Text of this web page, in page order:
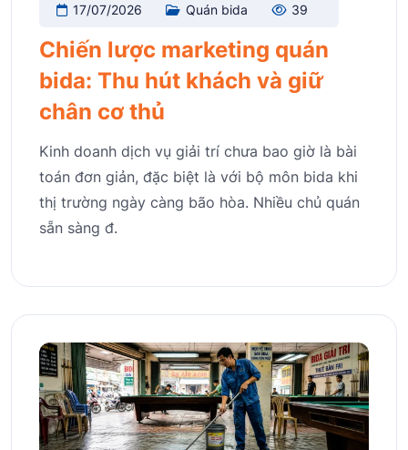
17/07/2026 Quán bida 39
Chiến lược marketing quán
bida: Thu hút khách và giữ
chân cơ thủ
Kinh doanh dịch vụ giải trí chưa bao giờ là bài
toán đơn giản, đặc biệt là với bộ môn bida khi
thị trường ngày càng bão hòa. Nhiều chủ quán
sẵn sàng đ.